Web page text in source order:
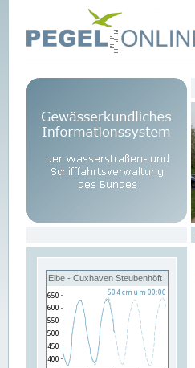
Elbe - Cuxhaven Steubenhöft